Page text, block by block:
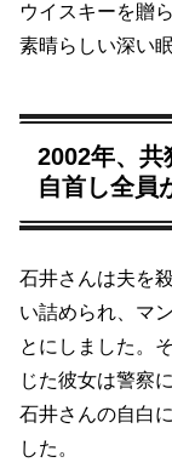
ウイスキーを贈
素晴らしい深い
2002年、共
自首し全員
石井さんは夫を
い詰められ、マ
とにしました。
じた彼女は警察
石井さんの自白
した。